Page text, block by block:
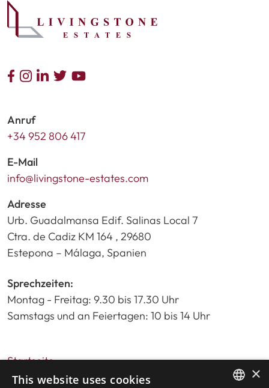
Anruf
+34 952 806 417
E-Mail
info@livingstone-estates.com
Adresse
Urb. Guadalmansa Edif. Salinas Local 7
Ctra. de Cadiz KM 164 , 29680
Estepona – Málaga, Spanien
Sprechzeiten:
Montag - Freitag: 9.30 bis 17.30 Uhr
Samstags und an Feiertagen: 10 bis 14 Uhr
Startseite
Immobiliensuche
×
This website uses cookies